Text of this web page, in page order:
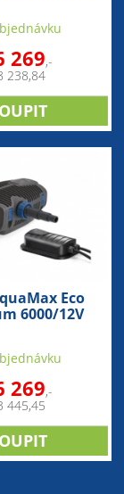
269,-
238,84
Eco
6000/12V
269,-
445,45